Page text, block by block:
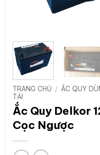
TRANG CHỦ / ẮC QUY
TẢI
Ắc Quy Delkor
Cọc Ngược